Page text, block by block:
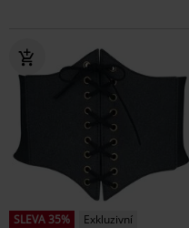
SLEVA 35%
Exkluzivní